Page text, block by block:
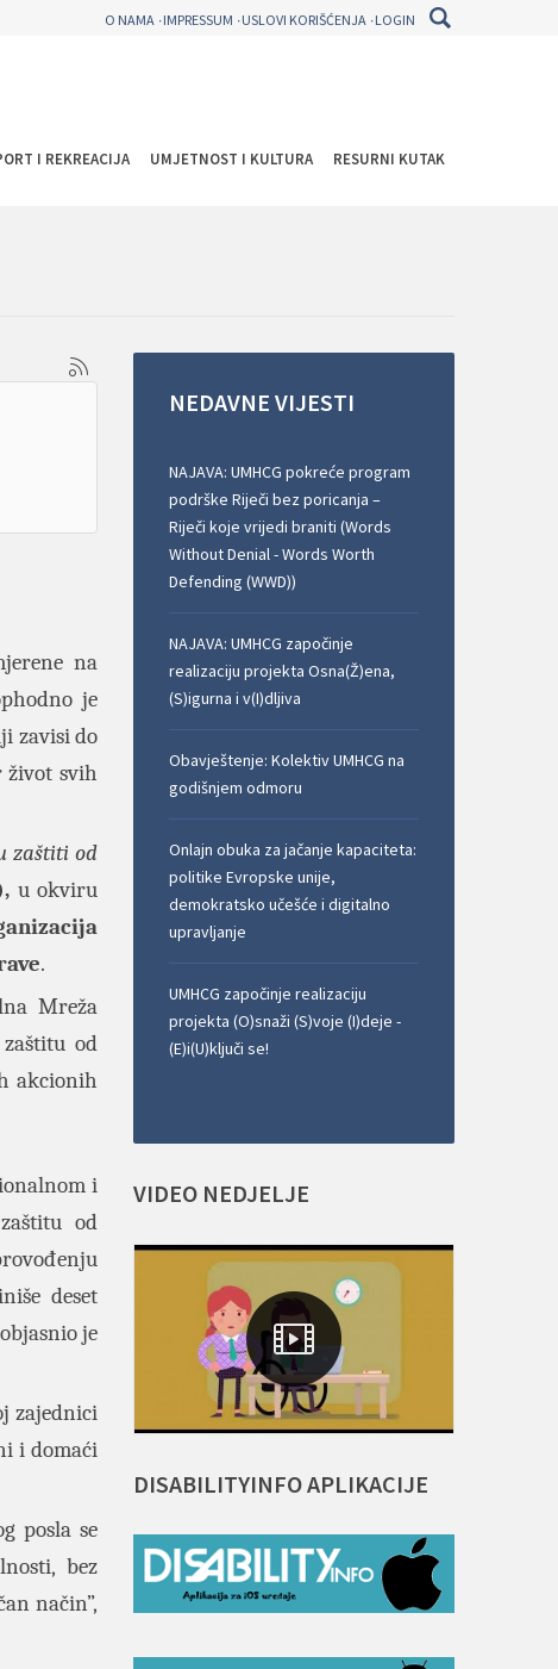
O NAMA IMPRESSUM USLOVI KORIŠĆENJA LOGIN
I REKREACIJA UMJETNOST I KULTURA RESURNI KUTAK
na
je
zavisi do
život svih
zaštiti od
u okviru
.
Mreža
od
akcionih
i
od
deset
je
zajednici
i domaći
posla se
bez
način”,
NEDAVNE VIJESTI
NAJAVA: UMHCG pokreće program
podrške Riječi bez poricanja –
Riječi koje vrijedi braniti (Words
Without Denial - Words Worth
Defending (WWD))
NAJAVA: UMHCG započinje
realizaciju projekta Osna(Ž)ena,
(S)igurna i v(I)dljiva
Obavještenje: Kolektiv UMHCG na
godišnjem odmoru
Onlajn obuka za jačanje kapaciteta:
politike Evropske unije,
demokratsko učešće i digitalno
upravljanje
UMHCG započinje realizaciju
projekta (O)snaži (S)voje (I)deje -
(E)i(U)ključi se!
VIDEO NEDJELJE
DISABILITYINFOAPLIKACIJE